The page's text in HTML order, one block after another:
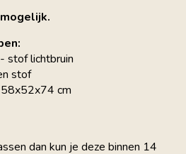
stof lichtbruin
stof
cm
dan kun je deze binnen 14